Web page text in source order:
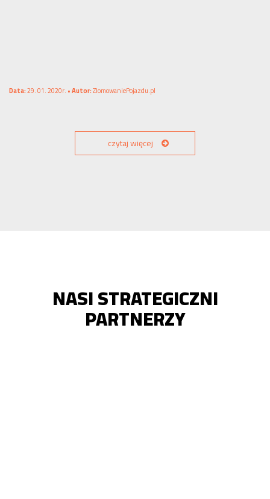
Data:29. 01. 2020r. •Autor:ZlomowaniePojazdu.pl
czytaj więcej
NASI STRATEGICZNI
PARTNERZY